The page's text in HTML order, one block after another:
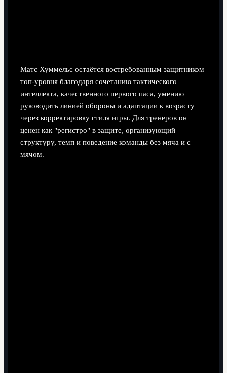
Матс Хуммельс остаётся востребованным защитником
топ-уровня благодаря сочетанию тактического
интеллекта, качественного первого паса, умению
руководить линией обороны и адаптации к возрасту
через корректировку стиля игры. Для тренеров он
ценен как "регистро" в защите, организующий
структуру, темп и поведение команды без мяча и с
мячом.